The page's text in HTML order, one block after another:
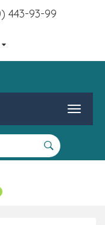
443-93-99